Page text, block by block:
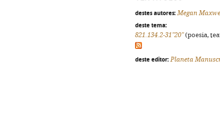
destes autores: Megan
deste tema:
821.134.2-31"20"(poesia,
deste editor: Planeta